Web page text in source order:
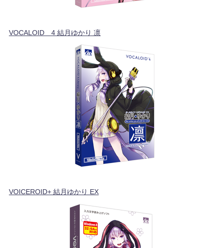
VOCALOID™4 結月ゆかり 凛
VOICEROID+ 結月ゆかり EX